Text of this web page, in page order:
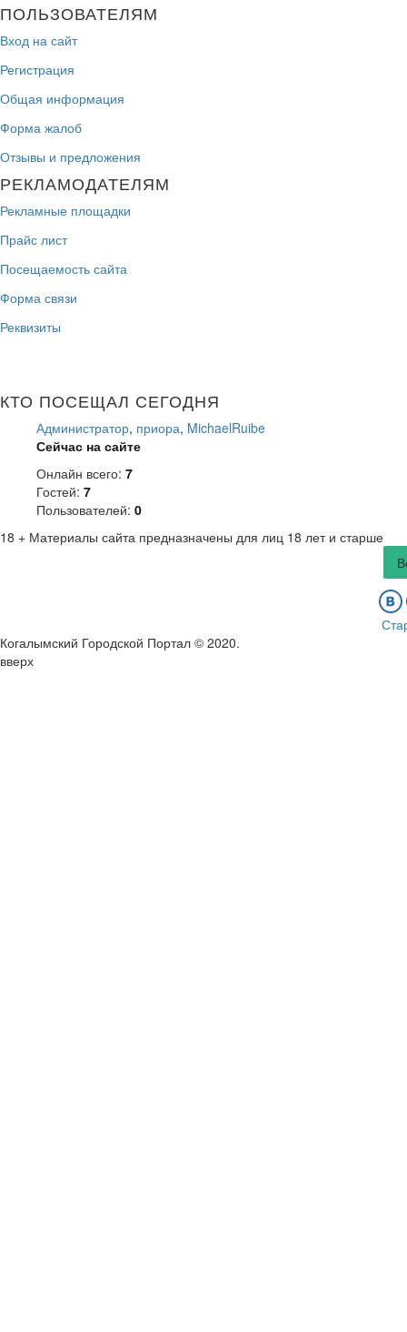
ПОЛЬЗОВАТЕЛЯМ
Вход на сайт
Регистрация
Общая информация
Форма жалоб
Отзывы и предложения
РЕКЛАМОДАТЕЛЯМ
Рекламные площадки
Прайс лист
Посещаемость сайта
Форма связи
Реквизиты
КТО ПОСЕЩАЛ СЕГОДНЯ
Администратор, приора, MichaelRuibe
Сейчас на сайте
Онлайн всего: 7
Гостей: 7
Пользователей: 0
18 + Материалы сайта предназначены для лиц 18 лет и старше
Когалымский Городской Портал © 2020.
вверх